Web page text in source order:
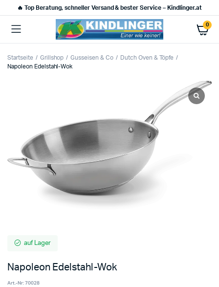
🔥 Top Beratung, schneller Versand & bester Service – Kindlinger.at
0
Startseite Grillshop Gusseisen & Co
Dutch Oven & Töpfe
Napoleon Edelstahl-Wok
auf Lager
Napoleon Edelstahl-Wok
Art.-Nr:70028